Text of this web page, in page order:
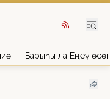
Барыһы ла Еңеү